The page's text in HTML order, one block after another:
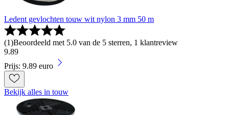
Ledent gevlochten touw wit nylon 3 mm 50 m
(1)Beoordeeld met 5.0 van de 5 sterren, 1 klantreview
9.89
Prijs: 9.89 euro
Bekijk alles in touw